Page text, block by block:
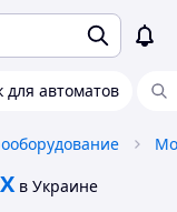
автоматов
в Украине